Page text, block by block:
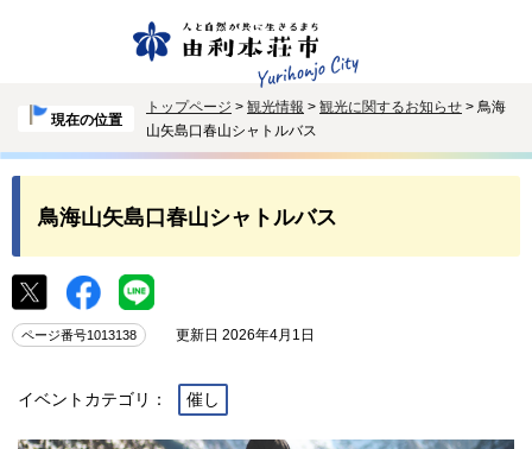
現在の位置
トップページ > 観光情報 > 観光に関するお知らせ > 鳥海
山矢島口春山シャトルバス
鳥海山矢島口春山シャトルバス
ページ番号1013138 更新日 2026年4月1日
イベントカテゴリ： 催し